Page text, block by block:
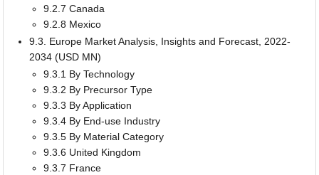
9.2.7 Canada
9.2.8 Mexico
9.3. Europe Market Analysis, Insights and Forecast, 2022-
2034 (USD MN)
9.3.1 By Technology
9.3.2 By Precursor Type
9.3.3 By Application
9.3.4 By End-use Industry
9.3.5 By Material Category
9.3.6 United Kingdom
9.3.7 France